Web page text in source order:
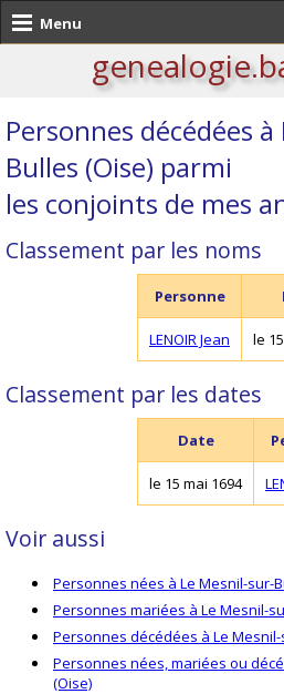
Menu
Personnes décédées
Bulles (Oise) parmi
les conjoints de mes
Classement par les noms
Personne
LENOIR Jean le
Classement par les dates
Date
le 15 mai 1694
Voir aussi
Personnes nées à Le Mesnil-sur-
Personnes mariées à Le Mesnil-
Personnes décédées à Le
Personnes nées, mariées ou
(Oise)